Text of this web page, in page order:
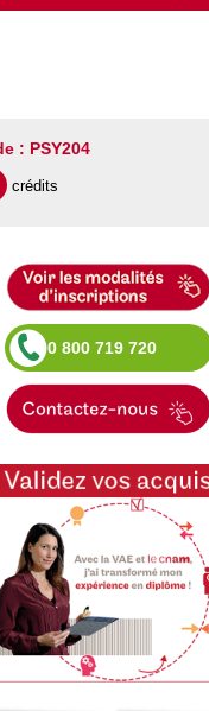
: PSY204
crédits
0 800 719 720